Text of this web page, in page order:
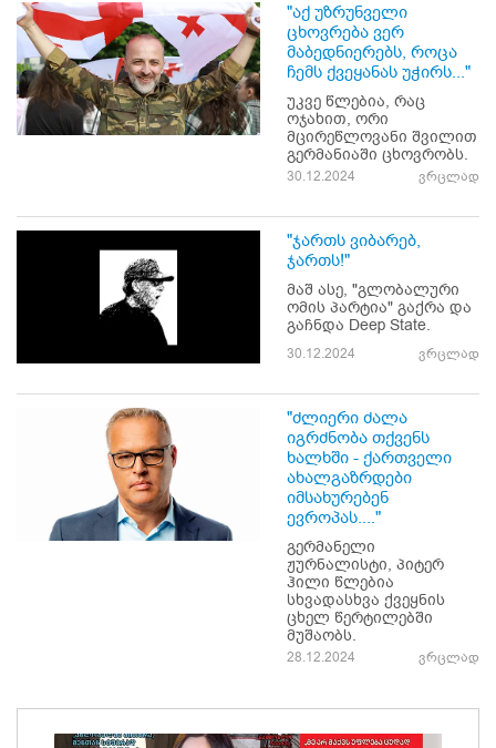
"აქ უზრუნველი
ცხოვრება ვერ
მაბედნიერებს, როცა
ჩემს ქვეყანას უჭირს..."
უკვე წლებია, რაც
ოჯახით, ორი
მცირეწლოვანი შვილით
გერმანიაში ცხოვრობს.
30.12.2024 ვრცლად
"ჯართს ვიბარებ,
ჯართს!"
მაშ ასე, "გლობალური
ომის პარტია" გაქრა და
გაჩნდა Deep State.
30.12.2024 ვრცლად
"ძლიერი ძალა
იგრძნობა თქვენს
ხალხში - ქართველი
ახალგაზრდები
იმსახურებენ
ევროპას...."
გერმანელი
ჟურნალისტი, პიტერ
ჰილი წლებია
სხვადასხვა ქვეყნის
ცხელ წერტილებში
მუშაობს.
28.12.2024 ვრცლად